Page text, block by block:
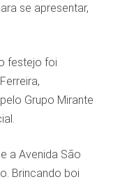
se apresentar,
festejo foi
Grupo Mirante
a Avenida São
Brincando boi